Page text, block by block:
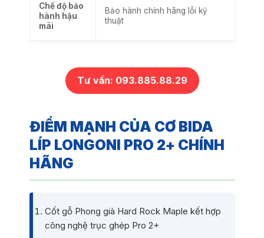
Chế độ bảo
hành hậu
mãi
Bảo hành chính hãng lỗi kỹ
thuật
Tư vấn: 093.885.88.29
ĐIỂM MẠNH CỦA CƠ BIDA
LÍP LONGONI PRO 2+ CHÍNH
HÃNG
Cốt gỗ Phong già Hard Rock Maple kết hợp
công nghệ trục ghép Pro 2+